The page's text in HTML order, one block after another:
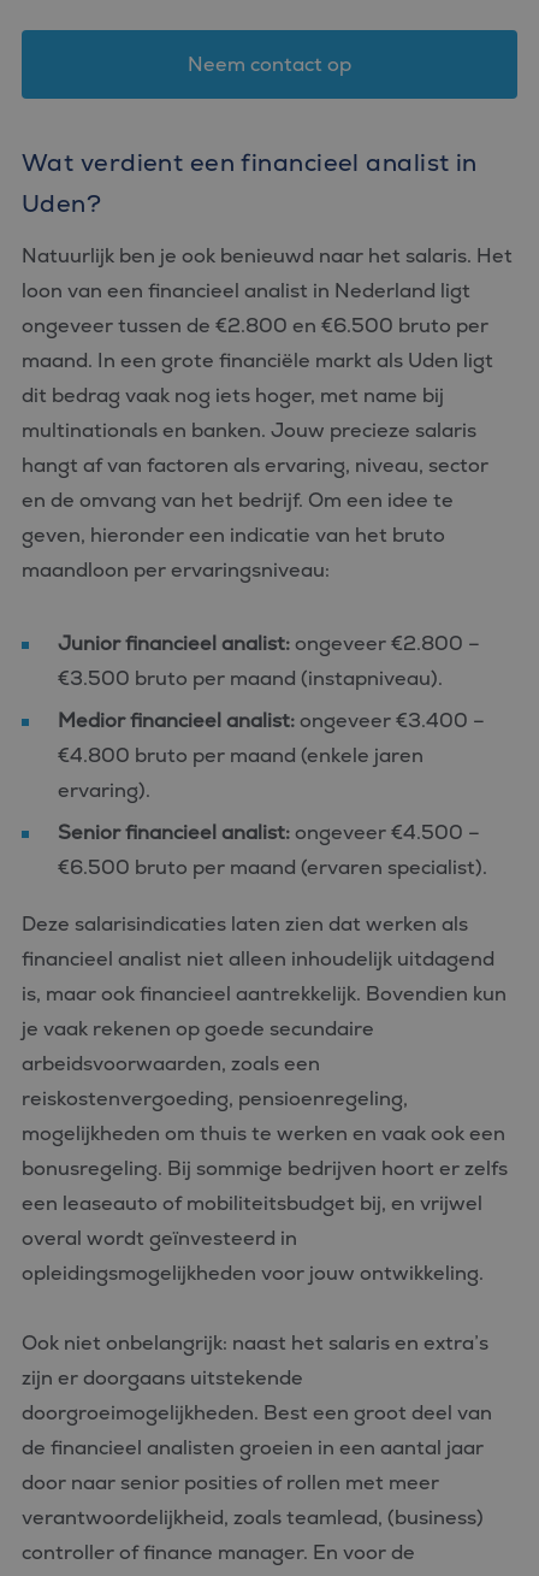
Neem contact op
Wat verdient een financieel analist in
Uden?
Natuurlijk ben je ook benieuwd naar het salaris. Het
loon van een financieel analist in Nederland ligt
ongeveer tussen de €2.800 en €6.500 bruto per
maand. In een grote financiële markt als Uden ligt
dit bedrag vaak nog iets hoger, met name bij
multinationals en banken. Jouw precieze salaris
hangt af van factoren als ervaring, niveau, sector
en de omvang van het bedrijf. Om een idee te
geven, hieronder een indicatie van het bruto
maandloon per ervaringsniveau:
Junior financieel analist:ongeveer €2.800 –
€3.500 bruto per maand (instapniveau).
Medior financieel analist:ongeveer €3.400 –
€4.800 bruto per maand (enkele jaren
ervaring).
Senior financieel analist:ongeveer €4.500 –
€6.500 bruto per maand (ervaren specialist).
Deze salarisindicaties laten zien dat werken als
financieel analist niet alleen inhoudelijk uitdagend
is, maar ook financieel aantrekkelijk. Bovendien kun
je vaak rekenen op goede secundaire
arbeidsvoorwaarden, zoals een
reiskostenvergoeding, pensioenregeling,
mogelijkheden om thuis te werken en vaak ook een
bonusregeling. Bij sommige bedrijven hoort er zelfs
een leaseauto of mobiliteitsbudget bij, en vrijwel
overal wordt geïnvesteerd in
opleidingsmogelijkheden voor jouw ontwikkeling.
Ook niet onbelangrijk: naast het salaris en extra’s
zijn er doorgaans uitstekende
doorgroeimogelijkheden. Best een groot deel van
de financieel analisten groeien in een aantal jaar
door naar senior posities of rollen met meer
verantwoordelijkheid, zoals teamlead, (business)
controller of finance manager. En voor de